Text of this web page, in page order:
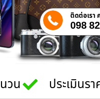
ติดต่อเรา
098
วน ประเมินร